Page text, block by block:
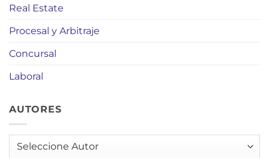
Real Estate
Procesal y Arbitraje
Concursal
Laboral
AUTORES
AUTORES